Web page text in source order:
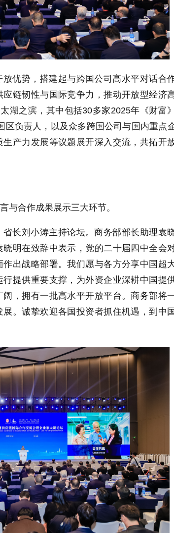
优势，搭建起与跨国公司高水平对话合
链韧性与国际竞争力，推动开放型经济
湖之滨，其中包括30多家2025年《财富
区负责人，以及众多跨国公司与国内重点
产力发展等议题展开深入交流，共拓开
与合作成果展示三大环节。
长刘小涛主持论坛。商务部部长助理袁晓
明在致辞中表示，党的二十届四中全会
出战略部署。我们愿与各方分享中国超
提供重要支撑，为外资企业深耕中国提
，拥有一批高水平开放平台。商务部将
。诚挚欢迎各国投资者抓住机遇，到中